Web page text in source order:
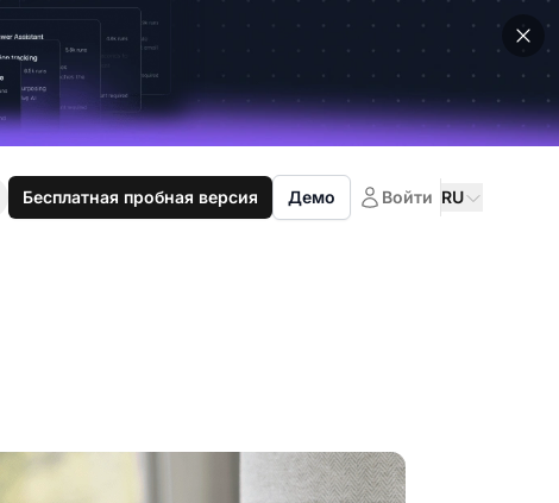
Бесплатная пробная версия Демо Войти RU